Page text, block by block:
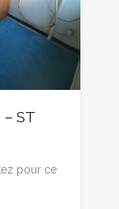
– ST
pour ce